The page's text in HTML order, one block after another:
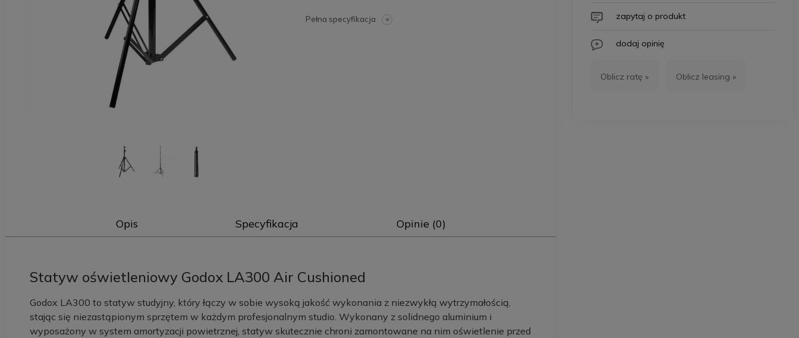
Pełna specyfikacja
Opis Specyfikacja Opinie (0)
Statyw oświetleniowy Godox LA300 Air Cushioned
Godox LA300 to statyw studyjny, który łączy w sobie wysoką jakość wykonania z niezwykłą wytrzymałością,
stając się niezastąpionym sprzętem w każdym profesjonalnym studio. Wykonany z solidnego aluminium i
wyposażony w system amortyzacji powietrznej, statyw skutecznie chroni zamontowane na nim oświetlenie przed
zapytaj o produkt
dodaj opinię
Oblicz ratę » Oblicz leasing »